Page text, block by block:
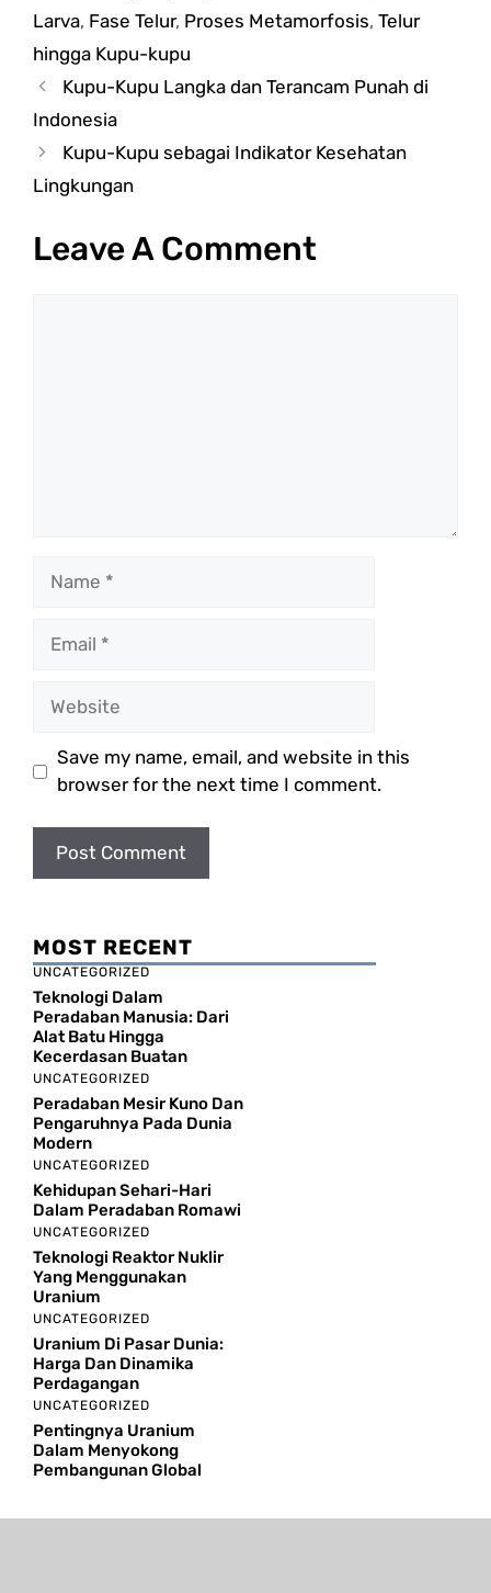
Larva, Fase Telur, Proses Metamorfosis, Telur
hingga Kupu-kupu
Kupu-Kupu Langka dan Terancam Punah di
Indonesia
Kupu-Kupu sebagai Indikator Kesehatan
Lingkungan
Leave A Comment
Save my name, email, and website in this
browser for the next time I comment.
MOST RECENT
UNCATEGORIZED
Teknologi Dalam
Peradaban Manusia: Dari
Alat Batu Hingga
Kecerdasan Buatan
UNCATEGORIZED
Peradaban Mesir Kuno Dan
Pengaruhnya Pada Dunia
Modern
UNCATEGORIZED
Kehidupan Sehari-Hari
Dalam Peradaban Romawi
UNCATEGORIZED
Teknologi Reaktor Nuklir
Yang Menggunakan
Uranium
UNCATEGORIZED
Uranium Di Pasar Dunia:
Harga Dan Dinamika
Perdagangan
UNCATEGORIZED
Pentingnya Uranium
Dalam Menyokong
Pembangunan Global